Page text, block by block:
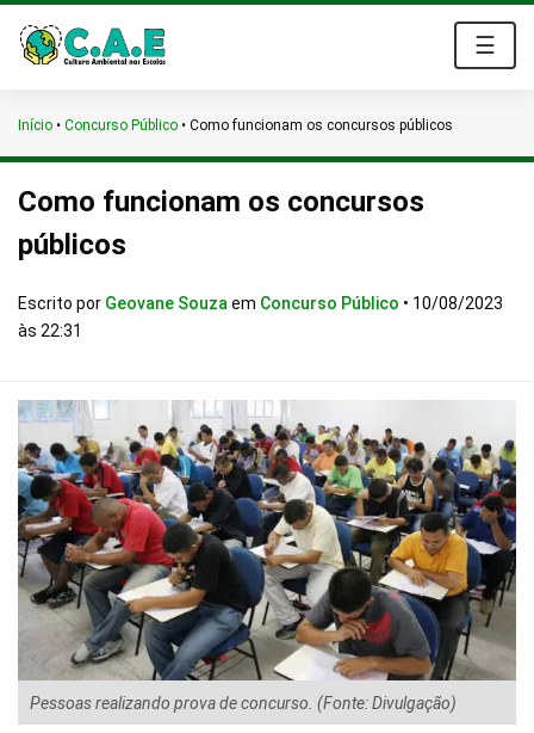
☰
Início • Concurso Público • Como funcionam os concursos públicos
Como funcionam os concursos
públicos
Escrito por Geovane Souza em Concurso Público • 10/08/2023
às 22:31
Pessoas realizando prova de concurso. (Fonte: Divulgação)